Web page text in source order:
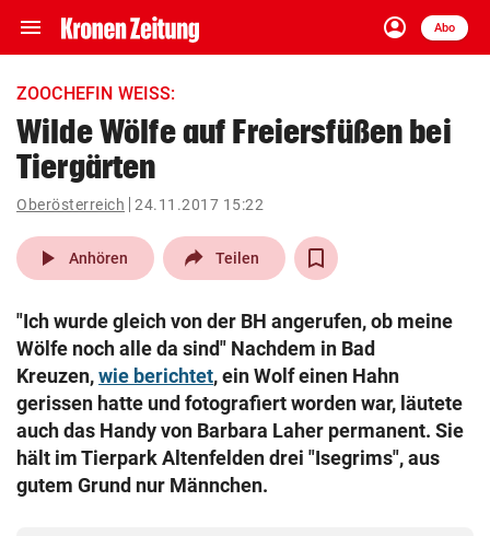
menu Navigation
ein-/ausklappen
account_circle
Anmelden
Abo
close Schließen
account_circle Anmelden
pin_drop
Wien arrow_right
search
Suchbegriff
eingeben
ZOOCHEFIN WEISS:
Wilde Wölfe auf Freiersfüßen bei
Tiergärten
Oberösterreich 24.11.2017 15:22
play_arrow Anhören Teilen
"Ich wurde gleich von der BH angerufen, ob meine
Wölfe noch alle da sind" Nachdem in Bad
Kreuzen,wie berichtet, ein Wolf einen Hahn
gerissen hatte und fotografiert worden war, läutete
auch das Handy von Barbara Laher permanent. Sie
hält im Tierpark Altenfelden drei "Isegrims", aus
gutem Grund nur Männchen.